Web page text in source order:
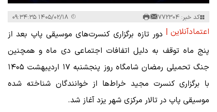
کد خبر: 772304
اعتمادآنلاین | دور تازه برگزاری کنسرت‌های موسیقی پاپ بعد از
پنج ماه توقف به دلیل اتفافات اجتماعی دی ماه و همچنین
جنگ تحمیلی رمضان شامگاه روز پنجشنبه ۱۷ اردیبهشت ۱۴۰۵
با برگزاری کنسرت مجید خراط‌ها از خوانندگان شناخته شده
موسیقی پاپ در تالار مرکزی شهر یزد آغاز شد.